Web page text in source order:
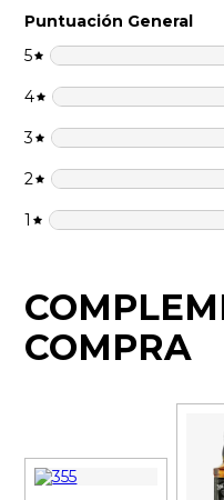
Puntuación General
5
4
3
2
1
COMPRA